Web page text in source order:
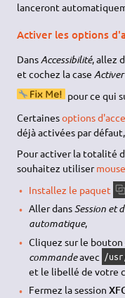
lanceront
Activer les options
DansAccessibilité, allez
et cochez la case Activer
pour ce qui
Certainesoptions
déjà activées par
Pour activer la totalité
souhaitez utiliser
Installez le paquet
Aller dansSession et
automatique,
Cliquez sur le bouton
commandeavec /
et le libellé de votre
Fermez la session